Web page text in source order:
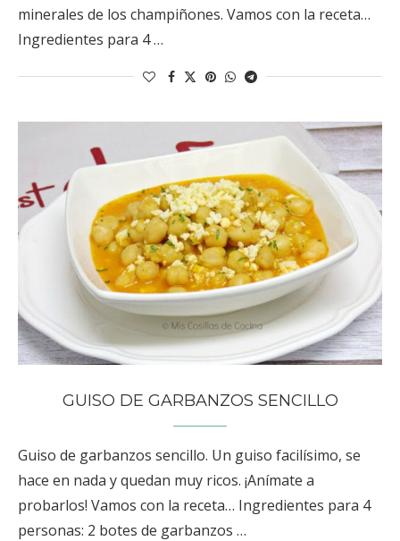
minerales de los champiñones. Vamos con la receta…
Ingredientes para 4 …
GUISO DE GARBANZOS SENCILLO
Guiso de garbanzos sencillo. Un guiso facilísimo, se
hace en nada y quedan muy ricos. ¡Anímate a
probarlos! Vamos con la receta… Ingredientes para 4
personas: 2 botes de garbanzos …